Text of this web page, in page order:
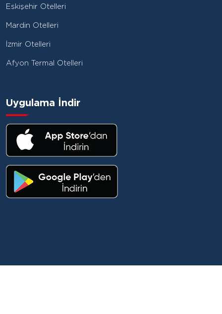
Eskişehir Otelleri
Mardin Otelleri
İzmir Otelleri
Afyon Termal Otelleri
Uygulama İndir